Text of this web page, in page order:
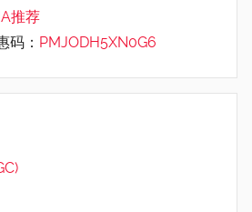
推荐
码： PMJODH5XN0G6